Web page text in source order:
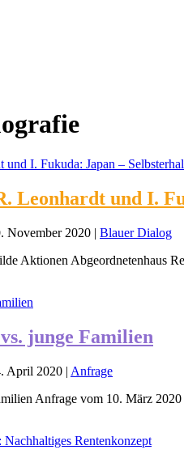
Leonhardt und I.
November 2020 | Blauer Dialog
Aktionen Abgeordnetenhaus
junge Familien
April 2020 | Anfrage
Anfrage vom 10. März